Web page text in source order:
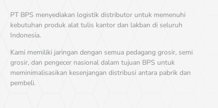
PT BPS menyediakan logistik distributor untuk memenuhi
kebutuhan produk alat tulis kantor dan lakban di seluruh
Indonesia.
Kami memiliki jaringan dengan semua pedagang grosir, semi
grosir, dan pengecer nasional dalam tujuan BPS untuk
meminimalisasikan kesenjangan distribusi antara pabrik dan
pembeli.